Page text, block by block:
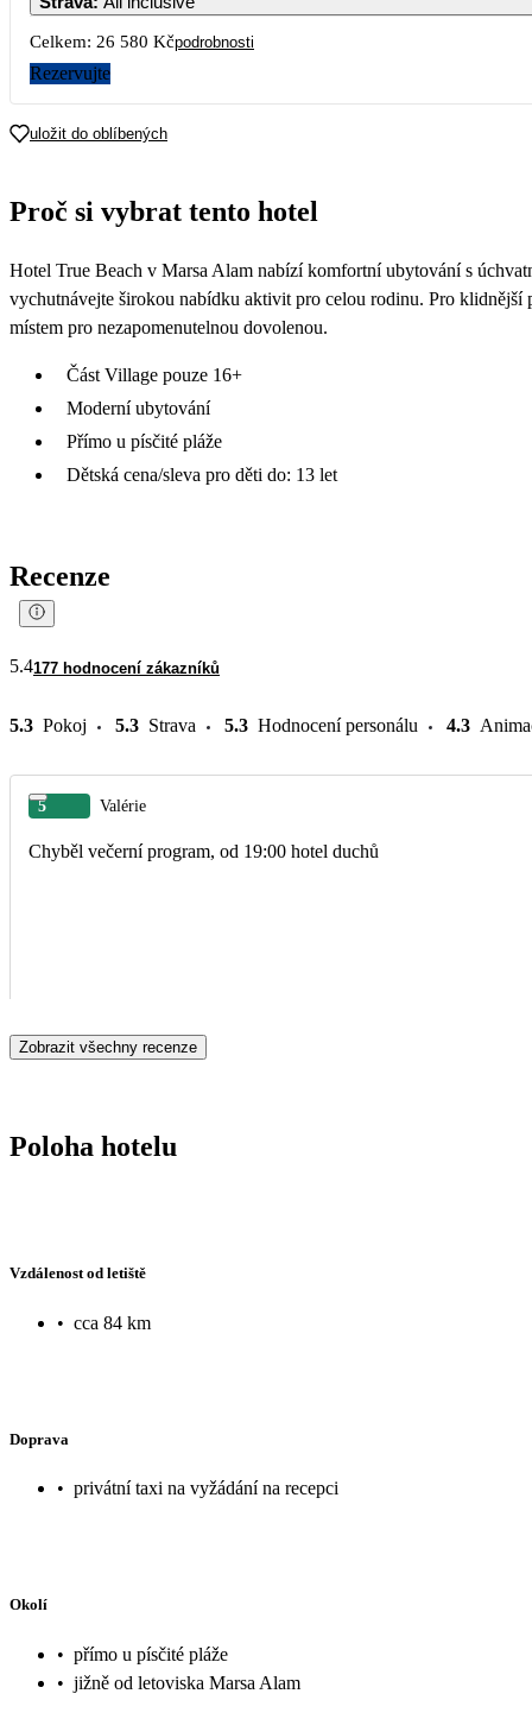
Celkem: 26 580 Kčpodrobnosti
Rezervujte
uložit do oblíbených
Proč si vybrat tento hotel
Hotel True Beach v Marsa Alam nabízí komfortní ubytování s
vychutnávejte širokou nabídku aktivit pro celou rodinu. Pro
místem pro nezapomenutelnou dovolenou.
Část Village pouze 16+
Moderní ubytování
Přímo u písčité pláže
Dětská cena/sleva pro děti do: 13 let
Recenze
5.4177 hodnocení zákazníků
5.3 Pokoj 5.3 Strava 5.3 Hodnocení personálu 4.3
5 Valérie
Chyběl večerní program, od 19:00 hotel duchů
Zobrazit všechny recenze
Poloha hotelu
Vzdálenost od letiště
• cca 84 km
Doprava
• privátní taxi na vyžádání na recepci
Okolí
• přímo u písčité pláže
• jižně od letoviska Marsa Alam